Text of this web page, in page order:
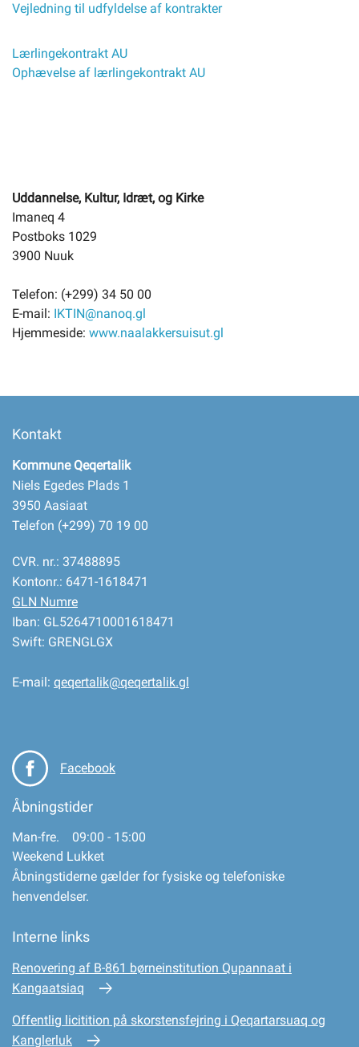
Vejledning til udfyldelse af kontrakter
Lærlingekontrakt AU
Ophævelse af lærlingekontrakt AU
Uddannelse, Kultur, Idræt, og Kirke
Imaneq 4
Postboks 1029
3900 Nuuk
Telefon: (+299) 34 50 00
E-mail: IKTIN@nanoq.gl
Hjemmeside: www.naalakkersuisut.gl
Kontakt
Kommune Qeqertalik
Niels Egedes Plads 1
3950 Aasiaat
Telefon (+299) 70 19 00
CVR. nr.: 37488895
Kontonr.: 6471-1618471
GLN Numre
Iban: GL5264710001618471
Swift: GRENGLGX
E-mail: qeqertalik@qeqertalik.gl
Facebook
Åbningstider
Man-fre. 09:00 - 15:00
Weekend Lukket
Åbningstiderne gælder for fysiske og telefoniske
henvendelser.
Interne links
Renovering af B-861 børneinstitution Qupannaat i
Kangaatsiaq
Offentlig licitition på skorstensfejring i Qeqartarsuaq og
Kanglerluk